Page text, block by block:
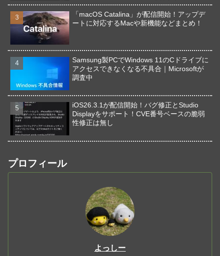
「macOS Catalina」が配信開始！アップデ
ートに対応するMacや新機能などまとめ！
Samsung製PCでWindows 11のCドライブに
アクセスできなくなる不具合｜Microsoftが
調査中
iOS26.3.1が配信開始！バグ修正とStudio
Displayをサポート！CVE番号ベースの脆弱
性修正は無し
プロフィール
よっしー